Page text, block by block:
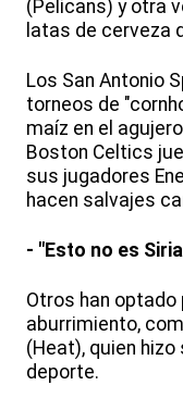
(Pelicans) y otra
latas de cerveza
Los San Antonio
torneos de
maíz en el
Boston Celtics
sus jugadores
hacen salvajes
- "Esto no es
Otros han optado
aburrimiento,
(Heat), quien
deporte.